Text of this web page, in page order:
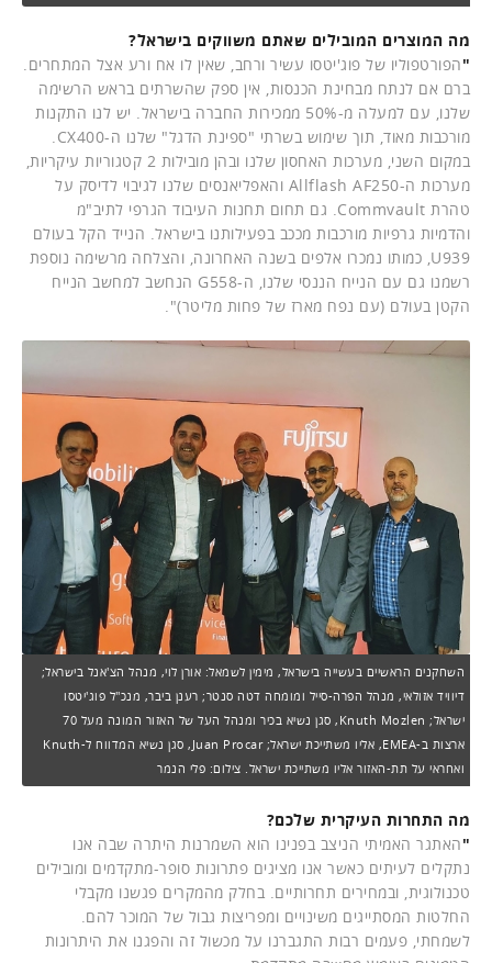
מה המוצרים המובילים שאתם משווקים בישראל?
"הפורטפוליו של פוג'יטסו עשיר ורחב, שאין לו אח ורע אצל המתחרים.
ברם אם לנתח מבחינת הכנסות, אין ספק שהשרתים בראש הרשימה
שלנו, עם למעלה מ-50% ממכירות החברה בישראל. יש לנו התקנות
מורכבות מאוד, תוך שימוש בשרתי "ספינת הדגל" שלנו ה-CX400.
במקום השני, מערכות האחסון שלנו ובהן מובילות 2 קטגוריות עיקריות,
מערכות ה-Allflash AF250 והאפליאנסים שלנו לגיבוי לדיסק על
טהרת Commvault. גם תחום תחנות העיבוד הגרפי לתיב"מ
והדמיות גרפיות מורכבות מככב בפעילותנו בישראל. הנייד הקל בעולם
U939, כמותו נמכרו אלפים בשנה האחרונה, והצלחה מרשימה נוספת
רשמנו גם עם הנייח הננסי שלנו, ה-G558 הנחשב למחשב הנייח
הקטן בעולם (עם נפח מארז של פחות מליטר)".
השחקנים הראשיים בעשייה בישראל, מימין לשמאל: אורן לוי, מנהל הצ'אנל בישראל;
דיוויד אזולאי, מנהל הפרה-סייל ומומחה דטה סנטר; רענן ביבר, מנכ"ל פוג'יטסו
ישראל; Knuth Mozlen, סגן נשיא בכיר ומנהל העל של האזור המונה מעל 70
ארצות ב-EMEA, אליו משתייכת ישראל; Juan Procar, סגן נשיא המדווח ל-Knuth
ואחראי על תת-האזור אליו משתייכת ישראל. צילום: פלי הנמר
מה התחרות העיקרית שלכם?
"האתגר האמיתי הניצב בפנינו הוא השמרנות היתרה שבה אנו
נתקלים לעיתים כאשר אנו מציגים פתרונות סופר-מתקדמים ומובילים
טכנולוגית, ובמחירים תחרותיים. בחלק מהמקרים פגשנו מקבלי
החלטות המסתייגים משינויים ומפריצות גבול של המוכר להם.
לשמחתי, פעמים רבות התגברנו על מכשול זה והפגנו את היתרונות